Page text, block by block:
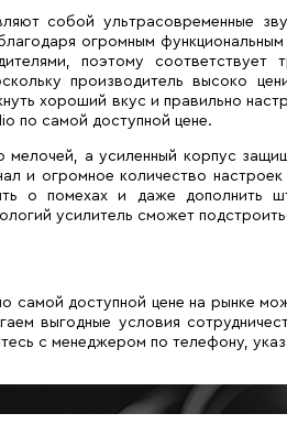
собой ультрасовременные
огромным
поэтому
производитель высоко
хороший вкус и правильно
по самой доступной цене.
а усиленный корпус
и огромное количество
о помехах и даже дополнить
усилитель сможет
самой доступной цене на рынке
выгодные условия
с менеджером по телефону,